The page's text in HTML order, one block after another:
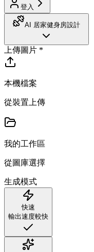
登入
AI 居家健身房設計
上傳圖片 *
本機檔案
從裝置上傳
我的工作區
從圖庫選擇
生成模式
快速
輸出速度較快